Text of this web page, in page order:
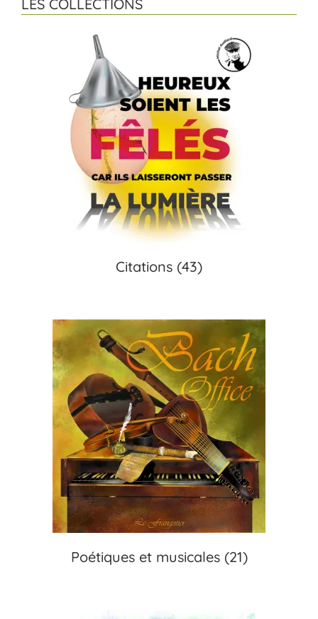
LES COLLECTIONS
Citations (43)
Poétiques et musicales (21)